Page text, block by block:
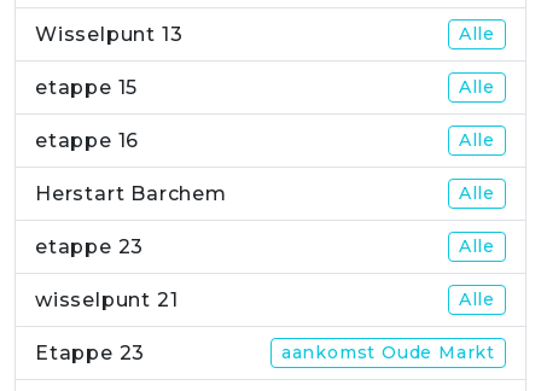
Wisselpunt 13 Alle
etappe 15 Alle
etappe 16 Alle
Herstart Barchem Alle
etappe 23 Alle
wisselpunt 21 Alle
Etappe 23 aankomst Oude Markt